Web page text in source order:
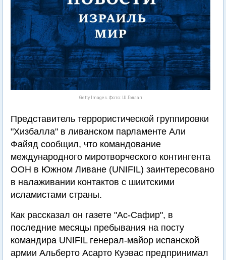
Getty Images. Фото: Ш.Гэллап
Представитель террористической группировки
"Хизбалла" в ливанском парламенте Али
Файяд сообщил, что командование
международного миротворческого контингента
ООН в Южном Ливане (UNIFIL) заинтересовано
в налаживании контактов с шиитскими
исламистами страны.
Как рассказал он газете "Ас-Сафир", в
последние месяцы пребывания на посту
командира UNIFIL генерал-майор испанской
армии Альберто Асарто Куэвас предпринимал